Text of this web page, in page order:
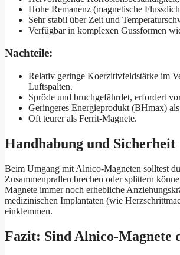
Hohe Remanenz (magnetische
Sehr stabil über Zeit und
Verfügbar in komplexen Gussformen
Nachteile:
Relativ geringe Koerzitivfeldstärke im
Luftspalten.
Spröde und bruchgefährdet, erfordert
Geringeres Energieprodukt (BHmax)
Oft teurer als Ferrit-Magnete.
Handhabung und Sicherheit
Beim Umgang mit Alnico-Magneten solltest
Zusammenprallen brechen oder splittern
Magnete immer noch erhebliche
medizinischen Implantaten (wie
einklemmen.
Fazit: Sind Alnico-Magnete